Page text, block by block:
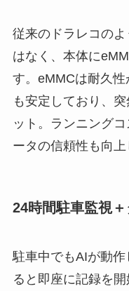
従来のドラレコの
はなく、本体に
す。eMMCは耐久
も安定しており、
ット。ランニング
ータの信頼性も向上
24時間駐車監視
駐車中でもAIが動
ると即座に記録を